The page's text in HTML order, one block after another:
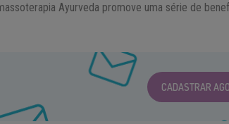
Ayurveda promove uma série de
CADASTRAR